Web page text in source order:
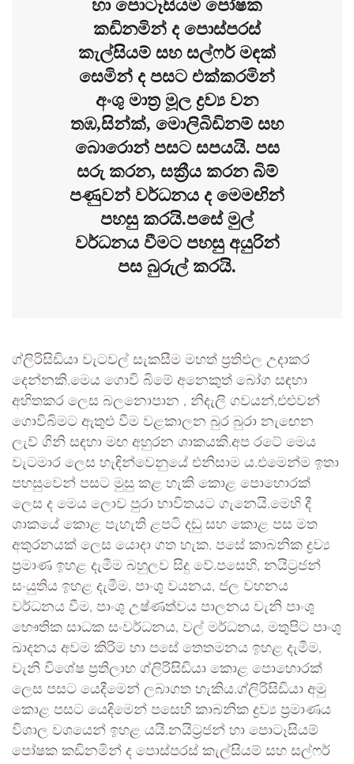
හා පොටෑසියම් පෝෂක
කඩිනමින් ද පොස්පරස්
කැල්සියම් සහ සල්ෆර් මඳක්
සෙමින් ද පසට එක්කරමින්
අංශු මාත්‍ර මූල ද්‍රව්‍ය වන
තඹ,සින්ක්, මොලිබිඩිනම් සහ
බොරොන් පසට සපයයි. පස
සරු කරන, සක්‍රීය කරන බිම්
පණුවන් වර්ධනය ද මෙමඟින්
පහසු කරයි.පසේ මුල්
වර්ධනය වීමට පහසු අයුරින්
පස බුරුල් කරයි.
ග්ලිරිසිඩියා වැටවල් සැකසීම මහත් ප්‍රතිඵල උදාකර
දෙන්නකි.මෙය ගොවි බිමේ අනෙකුත් බෝග සඳහා
අහිතකර ලෙස බලනොපාන , නිදැලි ගවයන්,එළුවන්
ගොවිබිමට ඇතුළු වීම වළකාලන බුර බුරා නැඟෙන
ලැව් ගිනි සඳහා මඟ අහුරන ශාකයකි.අප රටේ මෙය
වැටමාර ලෙස හැඳින්වෙනුයේ එනිසාම ය.එමෙන්ම ඉතා
පහසුවෙන් පසට මුසු කළ හැකි කොළ පොහොරක්
ලෙස ද මෙය ලොව පුරා භාවිතයට ගැනෙයි.මෙහි දී
ශාකයේ කොළ පැහැති ළපටි දඬු සහ කොළ පස මත
අතුරනයක් ලෙස යොදා ගත හැක. පසේ කාබනික ද්‍රව්‍ය
ප්‍රමාණ ඉහළ දැමීම බහුලව සිදු වේ.පසෙහි, නයිට්‍රජන්
සංයුතිය ඉහළ දැමීම, පාංශු වයනය, ජල වහනය
වර්ධනය වීම, පාංශු උෂ්ණත්වය පාලනය වැනි පාංශු
භෞතික සාධක සංවර්ධනය, වල් මර්ධනය, මතුපිට පාංශු
ඛාදනය අවම කිරිම හා පසේ තෙතමනය ඉහළ දැමීම,
වැනි විශේෂ ප්‍රතිලාභ ග්ලිරිසිඩියා කොළ පොහොරක්
ලෙස පසට යෙදීමෙන් ලබාගත හැකිය.ග්ලිරිසිඩියා අමු
කොළ පසට යෙදිමෙන් පසෙහි කාබනික ද්‍රව්‍ය ප්‍රමාණය
විශාල වශයෙන් ඉහළ යයි.නයිට්‍රජන් හා පොටෑසියම්
පෝෂක කඩිනමින් ද පොස්පරස් කැල්සියම් සහ සල්ෆර්